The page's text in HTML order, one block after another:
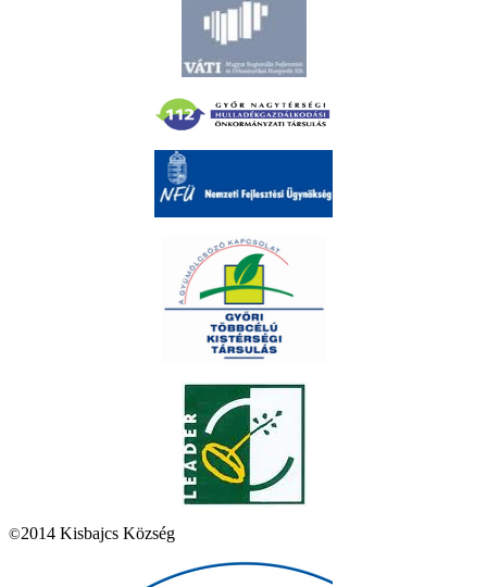
©2014 Kisbajcs Község